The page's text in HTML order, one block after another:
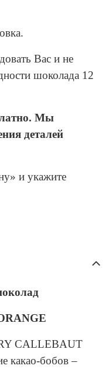
Вас и не
шоколада 12
Мы
деталей
и укажите
CALLEBAUT
какао-бобов –